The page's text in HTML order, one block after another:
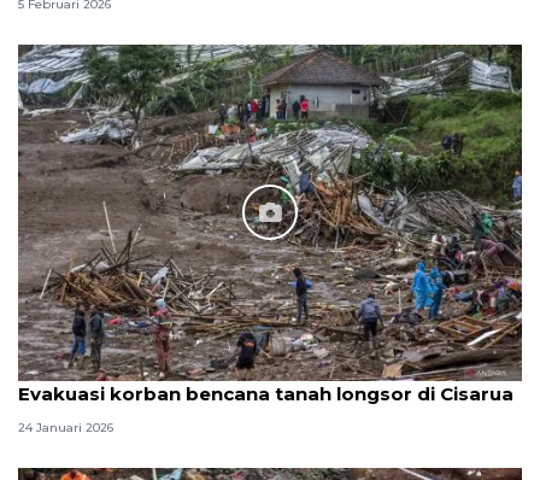
5 Februari 2026
Evakuasi korban bencana tanah longsor di Cisarua
24 Januari 2026